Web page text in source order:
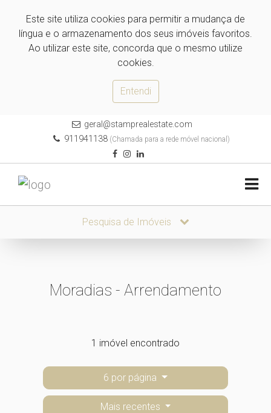
Este site utiliza cookies para permitir a mudança de
língua e o armazenamento dos seus imóveis favoritos.
Ao utilizar este site, concorda que o mesmo utilize
cookies.
Entendi
geral@stamprealestate.com
911941138 (Chamada para a rede móvel nacional)
Pesquisa de Imóveis
Moradias - Arrendamento
1 imóvel encontrado
6 por página
Mais recentes